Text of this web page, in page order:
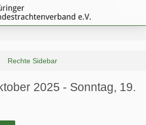
2025 - Sonntag, 19.